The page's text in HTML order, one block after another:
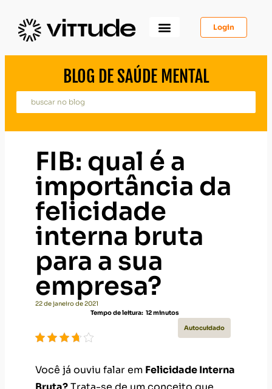
Login
BLOG DE SAÚDE MENTAL
FIB: qual é a
importância da
felicidade
interna bruta
para a sua
empresa?
22 de janeiro de 2021
Tempo de leitura: 12minutos
Autocuidado
Você já ouviu falar em Felicidade Interna